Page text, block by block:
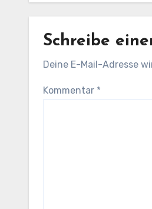
Schreibe
Deine E-Mail-Adresse
Kommentar *